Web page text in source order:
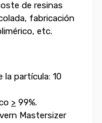
de resinas
fabricación
etc.
la partícula: 10
> 99%.
Mastersizer